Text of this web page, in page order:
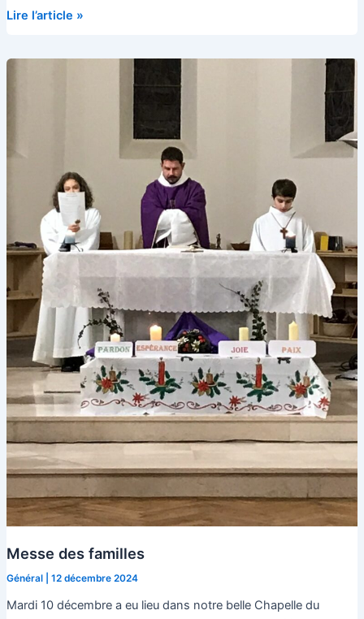
Célébration
Lire l’article »
Messe des familles
Général| 12 décembre 2024
Mardi 10 décembre a eu lieu dans notre belle Chapelle du